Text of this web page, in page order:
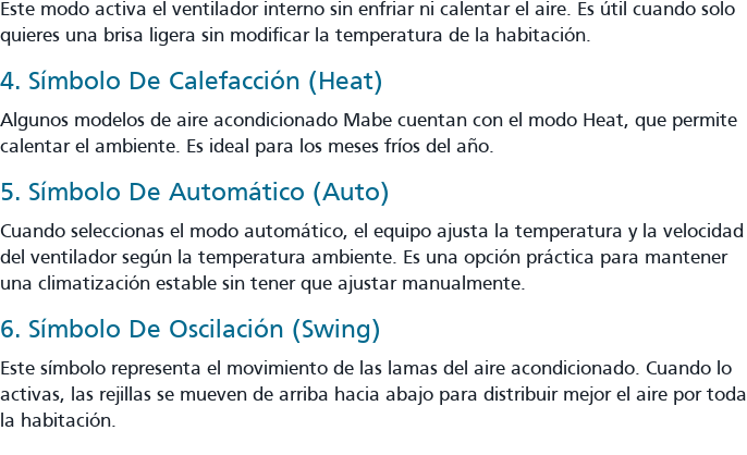
Este modo activa el ventilador interno sin enfriar ni calentar el aire. Es útil cuando solo
quieres una brisa ligera sin modificar la temperatura de la habitación.
4. Símbolo De Calefacción (Heat)
Algunos modelos de aire acondicionado Mabe cuentan con el modo Heat, que permite
calentar el ambiente. Es ideal para los meses fríos del año.
5. Símbolo De Automático (Auto)
Cuando seleccionas el modo automático, el equipo ajusta la temperatura y la velocidad
del ventilador según la temperatura ambiente. Es una opción práctica para mantener
una climatización estable sin tener que ajustar manualmente.
6. Símbolo De Oscilación (Swing)
Este símbolo representa el movimiento de las lamas del aire acondicionado. Cuando lo
activas, las rejillas se mueven de arriba hacia abajo para distribuir mejor el aire por toda
la habitación.